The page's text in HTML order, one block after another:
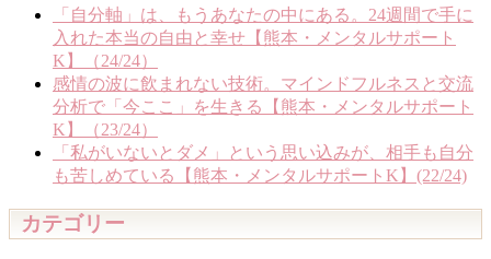
「自分軸」は、もうあなたの中にある。24週間で手に
入れた本当の自由と幸せ【熊本・メンタルサポート
K】（24/24）
感情の波に飲まれない技術。マインドフルネスと交流
分析で「今ここ」を生きる【熊本・メンタルサポート
K】（23/24）
「私がいないとダメ」という思い込みが、相手も自分
も苦しめている【熊本・メンタルサポートK】(22/24)
カテゴリー